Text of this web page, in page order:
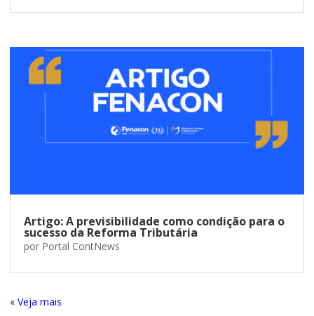
Artigo: A previsibilidade como condição para o
sucesso da Reforma Tributária
por Portal ContNews
« Entradas Antigas